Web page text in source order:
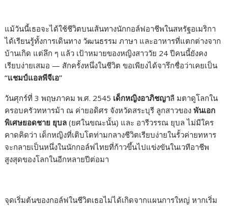
แม้วันนี้เธอจะได้ใช้ชีวิตบนเส้นทางนักกอล์ฟอาชีพในสหรัฐอเมริกา
ได้เรียนรู้ทั้งการเดินทาง วัฒนธรรม ภาษา และอาหารที่แตกต่างจาก
บ้านเกิด แต่ลึก ๆ แล้ว เป้าหมายของหญิงสาววัย 24 ปีคนนี้ยังคง
เรียบง่ายเสมอ — สักครั้งหนึ่งในชีวิต ขอเพียงได้จารึกชื่อว่าเคยเป็น
“แชมป์แอลพีจีเอ”
วันศุกร์ที่ 3 พฤษภาคม พ.ศ. 2545 เด็กหญิงอาภิชญาลื มตาดูโลกใน
ครอบครัวทหารม้า ณ ค่ายอดิศร จังหวัดสระบุรี ลูกสาวของพันเอก
พิเศษยอดชาย ยุบล (ยศในขณะนั้น) และ อารีวรรณ ยุบล ไม่มีใคร
คาดคิดว่า เด็กหญิงที่เติบโตท่ามกลางชีวิตเรียบง่ายในรั้วค่ายทหาร
จะกลายเป็นหนึ่งในนักกอล์ฟไทยที่ก้าวขึ้นไปแข่งขันในเวทีอาชีพ
สูงสุดของโลกในอีกหลายปีต่อมา
จุดเริ่มต้นของกอล์ฟในชีวิตเธอไม่ได้เกิดจากแผนการใหญ่ หากเริ่ม